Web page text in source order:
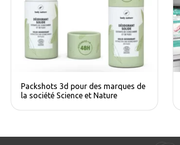
Packshots 3d pour des marques de
la société Science et Nature